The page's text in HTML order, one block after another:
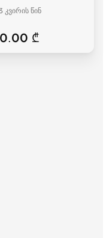
კვირის წინ
₾
Expandable